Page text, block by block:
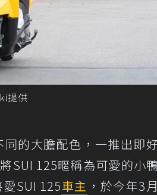
提供
同的大膽配色，一推出即
SUI 125暱稱為可愛的小
SUI 125車主 ，於今年3